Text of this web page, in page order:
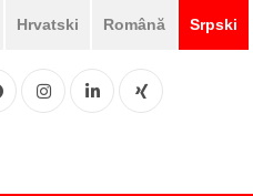
Hrvatski Română Srpski
FacebookInstgramLinkedINXING